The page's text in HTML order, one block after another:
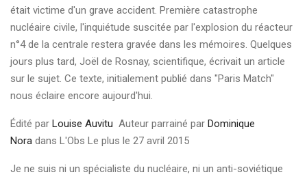
était victime d'un grave accident. Première catastrophe
nucléaire civile, l'inquiétude suscitée par l'explosion du réacteur
n°4 de la centrale restera gravée dans les mémoires. Quelques
jours plus tard, Joël de Rosnay, scientifique, écrivait un article
sur le sujet. Ce texte, initialement publié dans "Paris Match"
nous éclaire encore aujourd'hui.
Édité par Louise Auvitu Auteur parrainé par Dominique
Nora dans L'Obs Le plus le 27 avril 2015
Je ne suis ni un spécialiste du nucléaire, ni un anti-soviétique